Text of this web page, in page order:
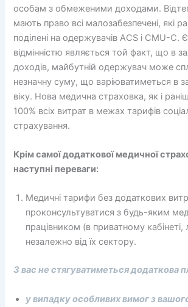
особам з обмеженими доходами.
мають право всі малозабезпечені, які
поділені на одержувачів ACS i CMU-C.
відмінністю являється той факт, що в
доходів, майбутній одержувач може
незначну суму, що варіюватиметься в
віку. Нова медична страховка, як і
100% всіх витрат в межах тарифів
страхування.
Крім самої додаткової медичної
наступні переваги:
Медичні тарифи без додаткових
проконсультуватися з будь-яким
працівником (в приватному кабінеті,
незалежно від їх сектору.
З вас не стягуватиметься додаткова
у випадку особливих вимог з